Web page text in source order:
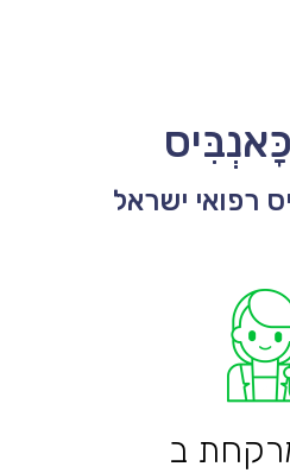
כָּאנְבִּיס
רפואי ישראל
ב